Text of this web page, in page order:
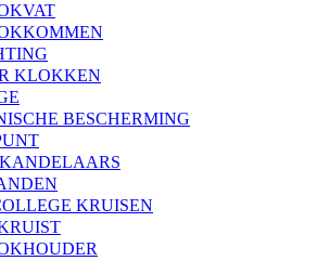
KLOKKEN
BESCHERMING
KRUISEN